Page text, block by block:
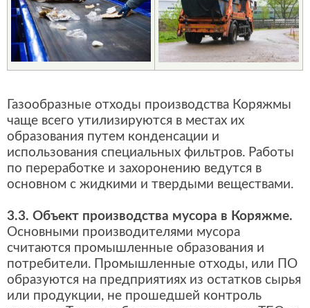
Газообразные отходы производства Коряжмы
чаще всего утилизируются в местах их
образования путем конденсации и
использования специальных фильтров. Работы
по переработке и захоронению ведутся в
основном с жидкими и твердыми веществами.
3.3. Объект производства мусора в Коряжме.
Основными производителями мусора
считаются промышленные образования и
потребители. Промышленные отходы, или ПО
образуются на предприятиях из остатков сырья
или продукции, не прошедшей контроль